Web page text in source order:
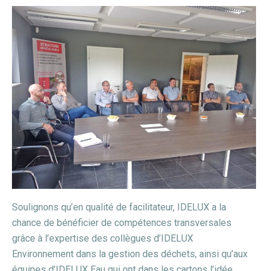
Soulignons qu’en qualité de facilitateur, IDELUX a la
chance de bénéficier de compétences transversales
grâce à l’expertise des collègues d’IDELUX
Environnement dans la gestion des déchets, ainsi qu’aux